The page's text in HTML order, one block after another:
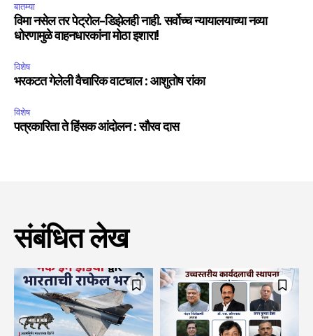
बातम्या
विमा नसेल तर पेट्रोल-डिझेलही नाही. सर्वोच्च न्यायालयाच्या नव्या
धोरणामुळे वाहनधारकांना मोठा इशारा!
विशेष
भरकटत गेलेली वैचारिक वाटचाल : आशुतोष रांका
विशेष
पत्रकारिता ते हिंसक आंदोलन : सौरव दास
संबंधित लेख